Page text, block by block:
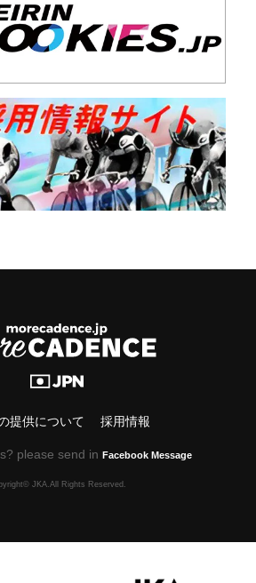
提供について 採用情報
please send in Facebook Message
JKA.All Rights Reserved.